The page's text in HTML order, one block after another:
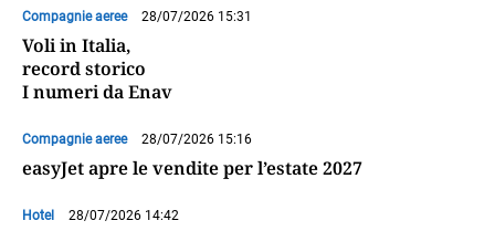
Compagnie aeree 28/07/2026 15:31
Voli in Italia,
record storico
I numeri da Enav
Compagnie aeree 28/07/2026 15:16
easyJet apre le vendite per l’estate 2027
Hotel 28/07/2026 14:42